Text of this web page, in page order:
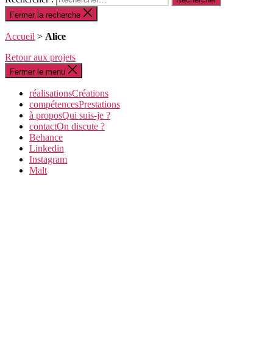
Fermer la recherche
Accueil > Alice
Retour aux projets
Fermer le menu
réalisationsCréations
compétencesPrestations
à proposQui suis-je ?
contactOn discute ?
Behance
Linkedin
Instagram
Malt